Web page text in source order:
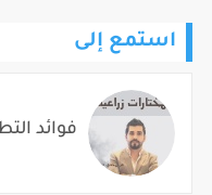
استمع إلى
فوائد